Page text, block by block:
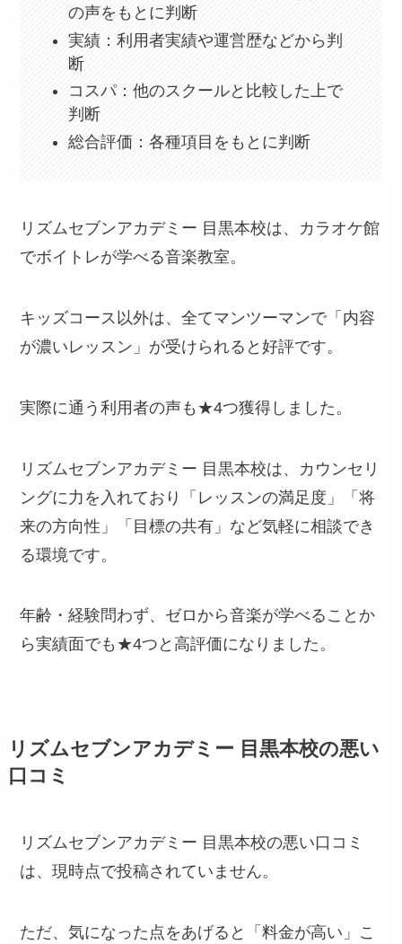
の声をもとに判断
実績：利用者実績や運営歴などから判
断
コスパ：他のスクールと比較した上で
判断
総合評価：各種項目をもとに判断
リズムセブンアカデミー 目黒本校は、カラオケ館
でボイトレが学べる音楽教室。
キッズコース以外は、全てマンツーマンで「内容
が濃いレッスン」が受けられると好評です。
実際に通う利用者の声も★4つ獲得しました。
リズムセブンアカデミー 目黒本校は、カウンセリ
ングに力を入れており「レッスンの満足度」「将
来の方向性」「目標の共有」など気軽に相談でき
る環境です。
年齢・経験問わず、ゼロから音楽が学べることか
ら実績面でも★4つと高評価になりました。
リズムセブンアカデミー 目黒本校の悪い
口コミ
リズムセブンアカデミー 目黒本校の悪い口コミ
は、現時点で投稿されていません。
ただ、気になった点をあげると「料金が高い」こ